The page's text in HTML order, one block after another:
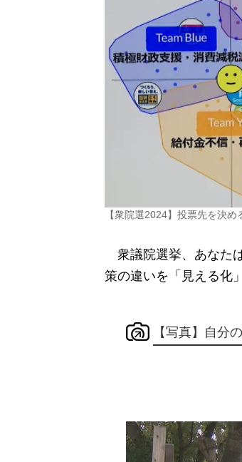
【衆院選2024】投票先を決
衆議院選挙、あなた
策の違いを「見える化
【写真】自分